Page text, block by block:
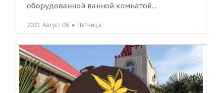
оборудованной ванной комнатой....
2021 Август 06 ● Пятница